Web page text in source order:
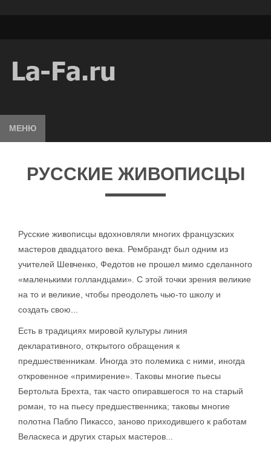
МЕНЮ
РУССКИЕ ЖИВОПИСЦЫ
Русские живописцы вдохновляли многих французских
мастеров двадцатого века. Рембрандт был одним из
учителей Шевченко, Федотов не прошел мимо сделанного
«маленькими голландцами». С этой точки зрения великие
на то и великие, чтобы преодолеть чью-то школу и
создать свою...
Есть в традициях мировой культуры линия
декларативного, открытого обращения к
предшественникам. Иногда это полемика с ними, иногда
откровенное «примирение». Таковы многие пьесы
Бертольта Брехта, так часто опиравшегося то на старый
роман, то на пьесу предшественника; таковы многие
полотна Пабло Пикассо, заново приходившего к работам
Веласкеса и других старых мастеров...